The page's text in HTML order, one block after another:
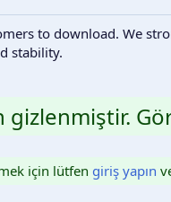
to download. We
stability.
gizlenmiştir.
için lütfen giriş yapın